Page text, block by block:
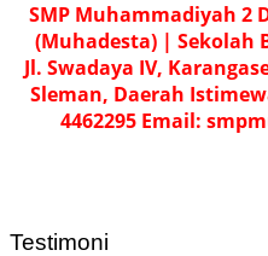
SMP Muhammadiyah 2
(Muhadesta) | Sekolah
Jl. Swadaya IV,
Sleman, Daerah
4462295 Email:
Testimoni